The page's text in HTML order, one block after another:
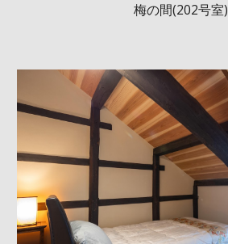
梅の間(202号室)